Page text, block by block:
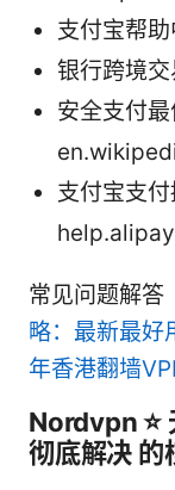
支付宝帮
银行跨境
安全支付
支付宝支
常见问题解答
略：最新最好
年香港翻墙
Nordvpn ⭐
彻底解决 的